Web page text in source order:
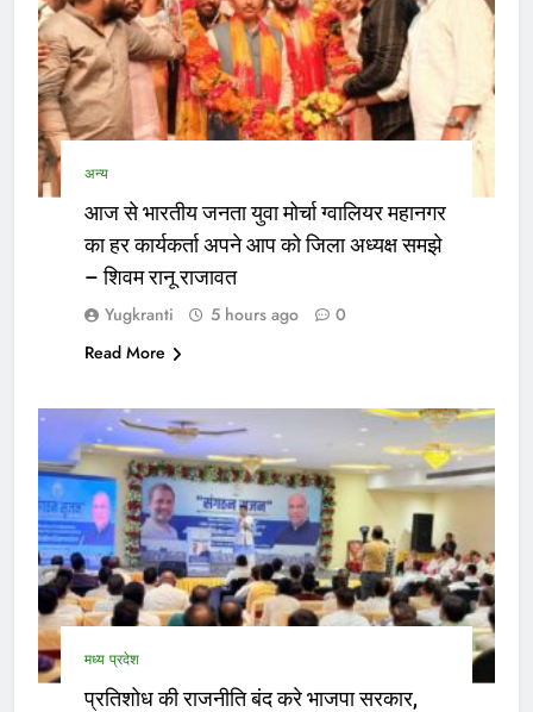
अन्य
आज से भारतीय जनता युवा मोर्चा ग्वालियर महानगर
का हर कार्यकर्ता अपने आप को जिला अध्यक्ष समझे
– शिवम रानू राजावत
Yugkranti 5 hours ago
0
Read More
मध्य प्रदेश
प्रतिशोध की राजनीति बंद करे भाजपा सरकार,